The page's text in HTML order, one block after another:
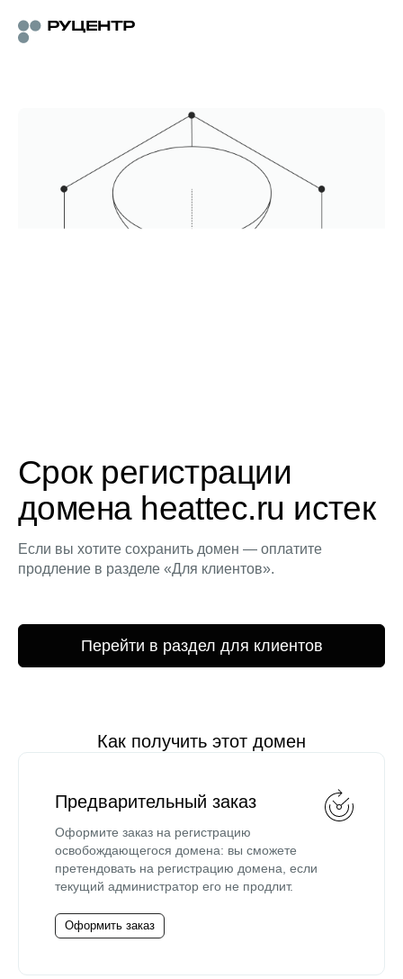
Срок регистрации
домена heattec.ru истек
Если вы хотите сохранить домен — оплатите
продление в разделе «Для клиентов».
Перейти в раздел для клиентов
Как получить этот домен
Предварительный заказ
Оформите заказ на регистрацию
освобождающегося домена: вы сможете
претендовать на регистрацию домена, если
текущий администратор его не продлит.
Оформить заказ